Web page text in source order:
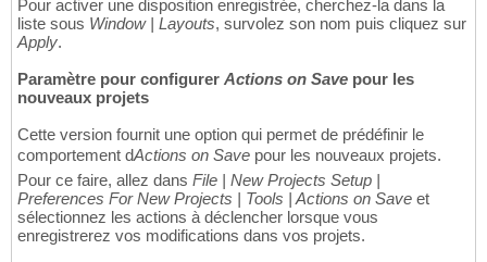
Pour activer une disposition enregistrée, cherchez-la dans la
liste sous Window | Layouts, survolez son nom puis cliquez sur
Apply.
Paramètre pour configurer Actions on Save pour les
nouveaux projets
Cette version fournit une option qui permet de prédéfinir le
comportement dActions on Save pour les nouveaux projets.
Pour ce faire, allez dans File | New Projects Setup |
Preferences For New Projects | Tools | Actions on Save et
sélectionnez les actions à déclencher lorsque vous
enregistrerez vos modifications dans vos projets.